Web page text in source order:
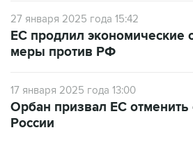
меры против РФ
17 января 2025 года 13:00
России